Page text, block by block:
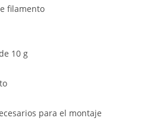
filamento
10 g
para el montaje